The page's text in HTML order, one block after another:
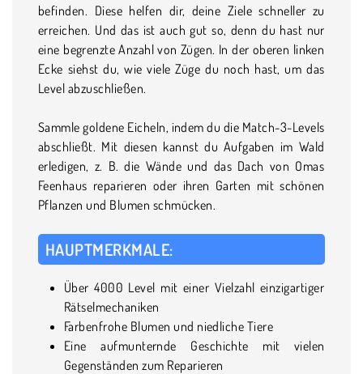
befinden. Diese helfen dir, deine Ziele schneller zu
erreichen. Und das ist auch gut so, denn du hast nur
eine begrenzte Anzahl von Zügen. In der oberen linken
Ecke siehst du, wie viele Züge du noch hast, um das
Level abzuschließen.
Sammle goldene Eicheln, indem du die Match-3-Levels
abschließt. Mit diesen kannst du Aufgaben im Wald
erledigen, z. B. die Wände und das Dach von Omas
Feenhaus reparieren oder ihren Garten mit schönen
Pflanzen und Blumen schmücken.
HAUPTMERKMALE:
Über 4000 Level mit einer Vielzahl einzigartiger
Rätselmechaniken
Farbenfrohe Blumen und niedliche Tiere
Eine aufmunternde Geschichte mit vielen
Gegenständen zum Reparieren